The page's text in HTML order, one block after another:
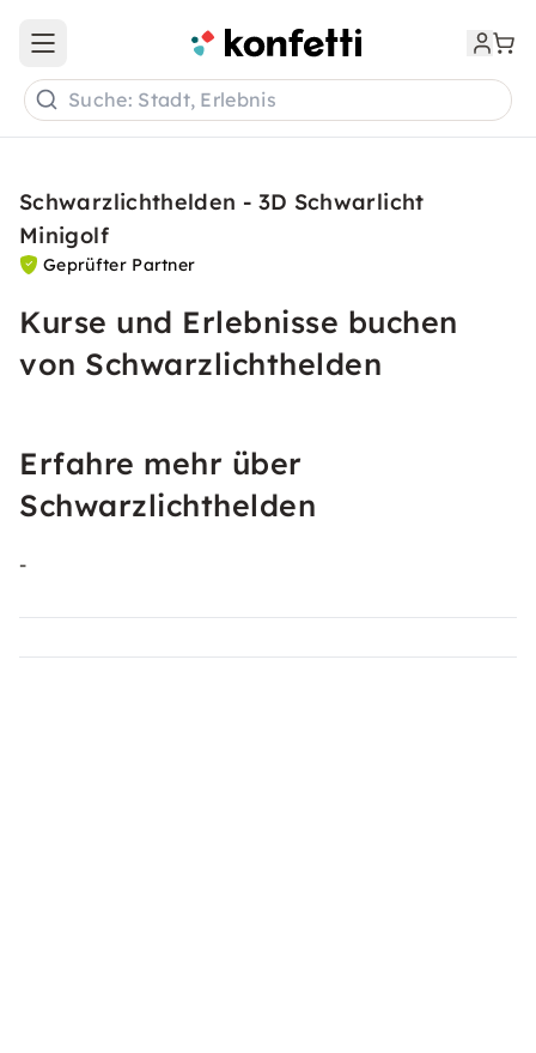
Open main menu
Suche: Stadt, Erlebnis
Schwarzlichthelden - 3D Schwarlicht
Minigolf
Geprüfter Partner
Kurse und Erlebnisse buchen
von Schwarzlichthelden
Erfahre mehr über
Schwarzlichthelden
-